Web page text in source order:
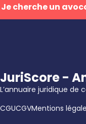
Je cherche un
JuriScore -
L’annuaire juridique de
CGUCGVMentions